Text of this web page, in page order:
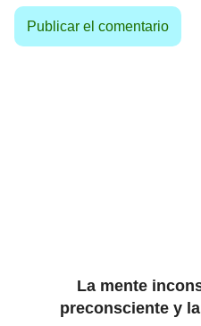
La mente
preconsciente y